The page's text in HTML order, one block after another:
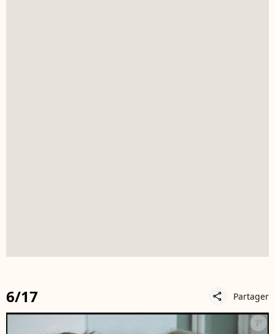
6/17 share Partager